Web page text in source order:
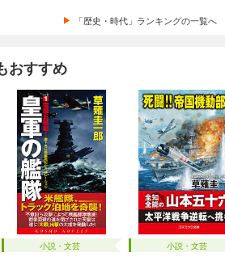
「歴史・時代」ランキングの一覧へ
おすすめ
小説・文芸 小説・文芸